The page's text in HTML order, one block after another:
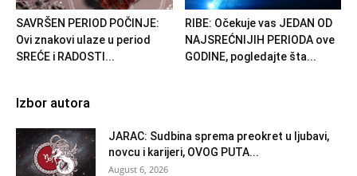
SAVRŠEN PERIOD POČINJE:
Ovi znakovi ulaze u period
SREĆE i RADOSTI...
RIBE: Očekuje vas JEDAN OD
NAJSREĆNIJIH PERIODA ove
GODINE, pogledajte šta...
Izbor autora
JARAC: Sudbina sprema preokret u ljubavi,
novcu i karijeri, OVOG PUTA...
August 6, 2026